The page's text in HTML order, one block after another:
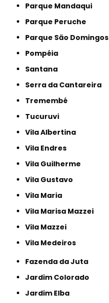
Parque Mandaqui
Parque Peruche
Parque São Domingos
Pompéia
Santana
Serra da Cantareira
Tremembé
Tucuruvi
Vila Albertina
Vila Endres
Vila Guilherme
Vila Gustavo
Vila Maria
Vila Marisa Mazzei
Vila Mazzei
Vila Medeiros
Fazenda da Juta
Jardim Colorado
Jardim Elba